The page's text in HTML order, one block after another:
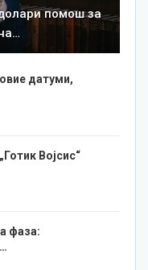
помош за
датуми,
Војсис“
фаза: